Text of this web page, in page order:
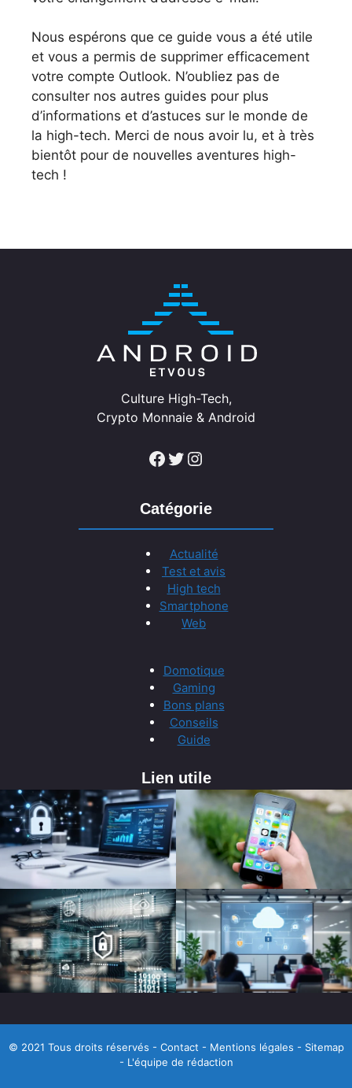
Nous espérons que ce guide vous a été utile
et vous a permis de supprimer efficacement
votre compte Outlook. N’oubliez pas de
consulter nos autres guides pour plus
d’informations et d’astuces sur le monde de
la high-tech. Merci de nous avoir lu, et à très
bientôt pour de nouvelles aventures high-
tech !
Culture High-Tech,
Crypto Monnaie & Android
Facebook Twitter Instagram
Catégorie
Actualité
Test et avis
High tech
Smartphone
Web
Domotique
Gaming
Bons plans
Conseils
Guide
Lien utile
© 2021 Tous droits réservés - Contact - Mentions légales - Sitemap
- L'équipe de rédaction